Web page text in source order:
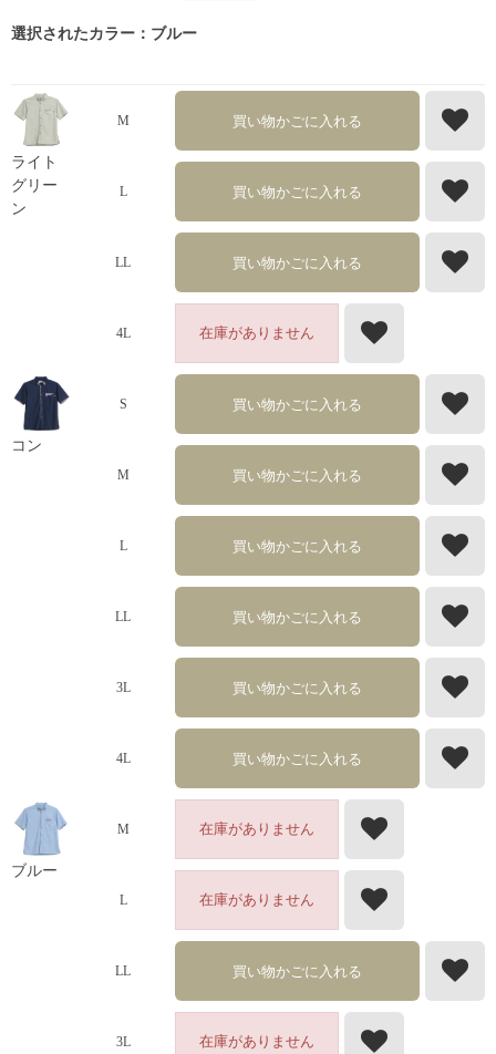
選択されたカラー：ブルー
ライト
グリー
ン
M 買い物かごに入れる
L 買い物かごに入れる
LL 買い物かごに入れる
4L 在庫がありません
コン
S 買い物かごに入れる
M 買い物かごに入れる
L 買い物かごに入れる
LL 買い物かごに入れる
3L 買い物かごに入れる
4L 買い物かごに入れる
ブルー
M 在庫がありません
L 在庫がありません
LL 買い物かごに入れる
3L 在庫がありません